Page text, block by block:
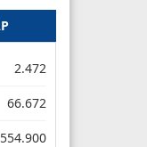
2.472
66.672